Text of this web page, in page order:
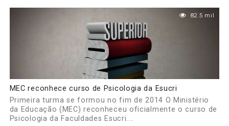
82.5 mil
MEC reconhece curso de Psicologia da Esucri
Primeira turma se formou no fim de 2014 O Ministério
da Educação (MEC) reconheceu oficialmente o curso de
Psicologia da Faculdades Esucri....